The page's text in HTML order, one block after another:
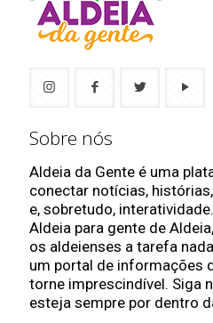
Sobre nós
Aldeia da Gente é uma
conectar notícias,
e, sobretudo,
Aldeia para gente de
os aldeienses a tarefa
um portal de informações
torne imprescindível. Siga
esteja sempre por dentro